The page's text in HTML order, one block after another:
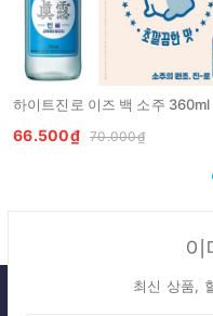
66.500₫ 70.000₫
이
최신 상품,